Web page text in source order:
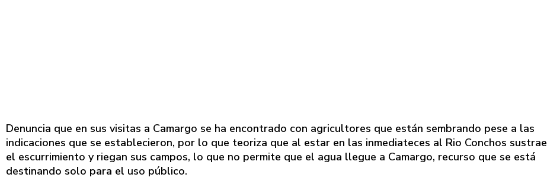
Denuncia que en sus visitas a Camargo se ha encontrado con agricultores que están sembrando pese a las
indicaciones que se establecieron, por lo que teoriza que al estar en las inmediateces al Rio Conchos sustrae
el escurrimiento y riegan sus campos, lo que no permite que el agua llegue a Camargo, recurso que se está
destinando solo para el uso público.